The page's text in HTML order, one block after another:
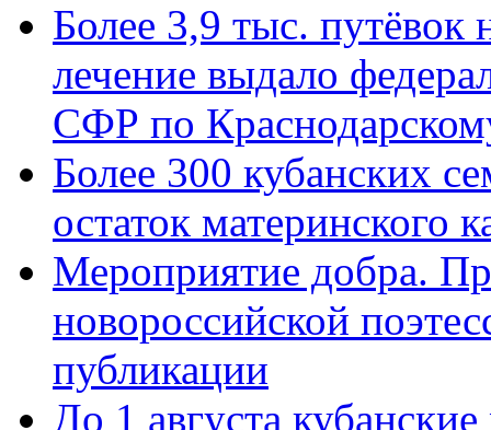
Более 3,9 тыс. путёвок
лечение выдало
СФР по
Более 300 кубанских
остаток материнского
Мероприятие добра.
новороссийской
публикации
До 1 августа